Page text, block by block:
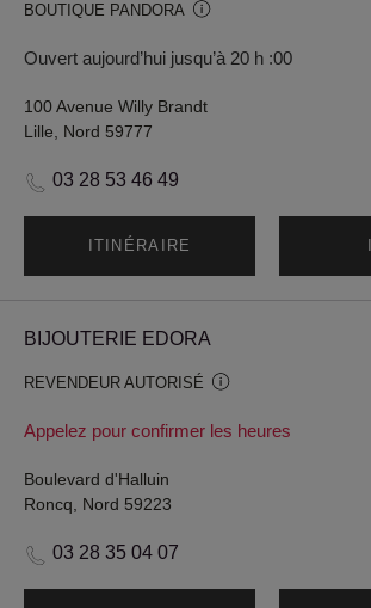
BOUTIQUE PANDORA
Ouvert aujourd’hui jusqu’à 20 h :00
100 Avenue Willy Brandt
Lille, Nord 59777
03 28 53 46 49
ITINÉRAIRE
BIJOUTERIE EDORA
REVENDEUR AUTORISÉ
Appelez pour confirmer les heures
Boulevard d'Halluin
Roncq, Nord 59223
03 28 35 04 07